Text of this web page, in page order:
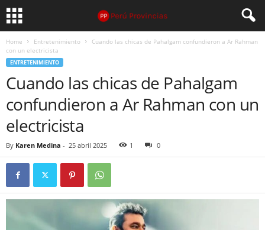
Home Entretenimiento
Cuando las chicas de Pahalgam confundieron a Ar Rahman
con un electricista
ENTRETENIMIENTO
Cuando las chicas de Pahalgam
confundieron a Ar Rahman con un
electricista
By Karen Medina - 25 abril 2025 1 0